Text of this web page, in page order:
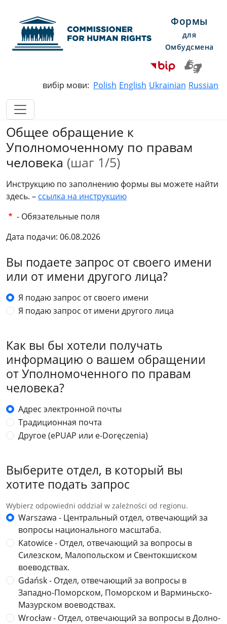
Commissioner for Human
Формы
для
Омбудсмена
вибір мови: Polish English Ukrainian Russian
Общее обращение к
Уполномоченному по правам
человека (шаг 1/5)
Инструкцию по заполнению формы вы можете найти
здесь. – ссылка на инструкцию
- Обязательные поля
Дата подачи: 06.08.2026
Вы подаете запрос от своего имени
или от имени другого лица?
Я подаю запрос от своего имени
Я подаю запрос от имени другого лица
Как вы бы хотели получать
информацию о вашем обращении
от Уполномоченного по правам
человека?
Адрес электронной почты
Традиционная почта
Другое (ePUAP или e-Doręczenia)
Выберите отдел, в который вы
хотите подать запрос
Wybierz odpowiedni oddział w zależności od regionu.
Warszawa - Центральный отдел, отвечающий за
вопросы национального масштаба.
Katowice - Отдел, отвечающий за вопросы в
Силезском, Малопольском и Свентокшиском
воеводствах.
Gdańsk - Отдел, отвечающий за вопросы в
Западно-Поморском, Поморском и Варминьско-
Мазурском воеводствах.
Wrocław - Отдел, отвечающий за вопросы в Долно-